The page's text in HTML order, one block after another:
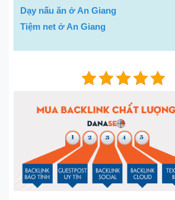
Dạy nấu ăn ở An Giang
Tiệm net ở An Giang